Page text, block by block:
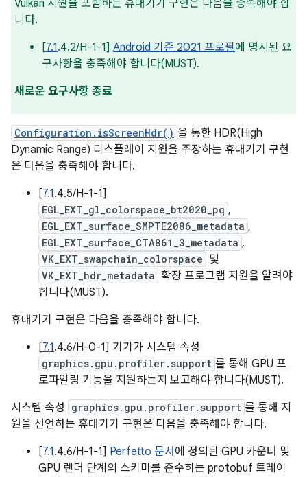
Vulkan 지원을 포함하는 휴대기기 구현은 다음을 충족해야 합
니다.
[7.1.4.2/H-1-1] Android 기준 2021 프로필에 명시된 요
구사항을 충족해야 합니다(MUST).
새로운 요구사항 종료
Configuration.isScreenHdr() 을 통한 HDR(High
Dynamic Range) 디스플레이 지원을 주장하는 휴대기기 구현
은 다음을 충족해야 합니다.
[7.1.4.5/H-1-1]
EGL_EXT_gl_colorspace_bt2020_pq ,
EGL_EXT_surface_SMPTE2086_metadata ,
EGL_EXT_surface_CTA861_3_metadata ,
VK_EXT_swapchain_colorspace 및
VK_EXT_hdr_metadata 확장 프로그램 지원을 알려야
합니다(MUST).
휴대기기 구현은 다음을 충족해야 합니다.
[7.1.4.6/H-0-1] 기기가 시스템 속성
graphics.gpu.profiler.support 를 통해 GPU 프
로파일링 기능을 지원하는지 보고해야 합니다(MUST).
시스템 속성
graphics.gpu.profiler.support 를 통해 지
원을 선언하는 휴대기기 구현은 다음을 충족해야 합니다.
[7.1.4.6/H-1-1] Perfetto 문서 에 정의된 GPU 카운터 및
GPU 렌더 단계의 스키마를 준수하는 protobuf 트레이